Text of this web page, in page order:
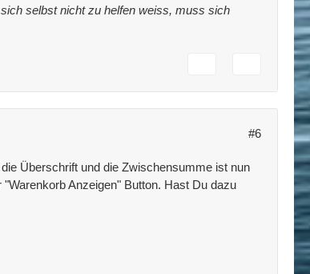
selbst nicht zu helfen weiss, muss sich
#6
Überschrift und die Zwischensumme ist nun
Anzeigen" Button. Hast Du dazu